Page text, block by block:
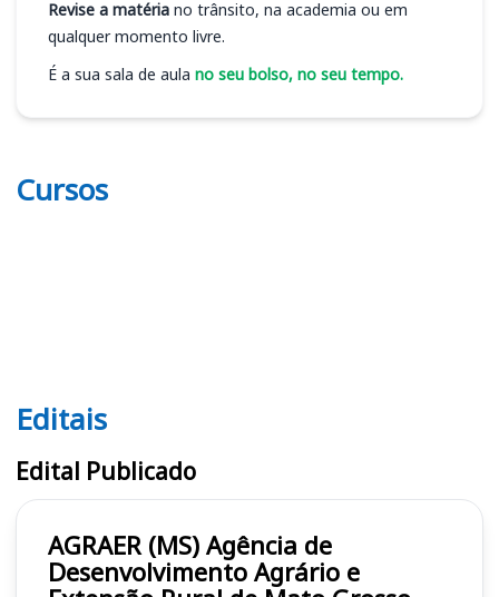
Revise a matéria no trânsito, na academia ou em
qualquer momento livre.
É a sua sala de aula no seu bolso, no seu tempo.
Cursos
Editais AGRAER (MS)
Editais
Edital Publicado
AGRAER (MS) Agência de
Desenvolvimento Agrário e